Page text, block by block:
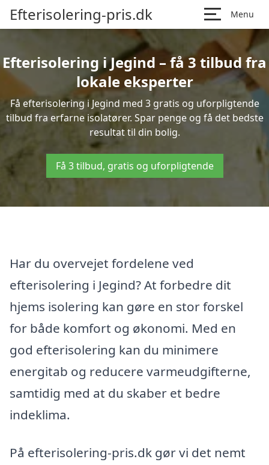
Efterisolering-pris.dk Menu
Efterisolering i Jegind – få 3 tilbud fra
lokale eksperter
Få efterisolering i Jegind med 3 gratis og uforpligtende
tilbud fra erfarne isolatører. Spar penge og få det bedste
resultat til din bolig.
Få 3 tilbud, gratis og uforpligtende
Har du overvejet fordelene ved
efterisolering i Jegind? At forbedre dit
hjems isolering kan gøre en stor forskel
for både komfort og økonomi. Med en
god efterisolering kan du minimere
energitab og reducere varmeudgifterne,
samtidig med at du skaber et bedre
indeklima.
På efterisolering-pris.dk gør vi det nemt